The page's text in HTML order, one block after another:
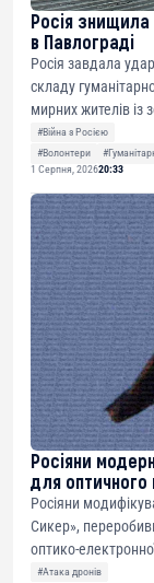
Росія знищила
в Павлограді
Росія завдала
складу
мирних жителів із
#Війна з Росією
#Волонтери
1 Серпня, 202620:33
Росіяни
для оптичного
Росіяни
Сикер»,
оптико-
#Атака дронів